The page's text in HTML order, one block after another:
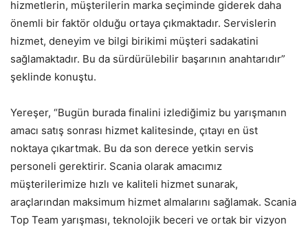
hizmetlerin, müşterilerin marka seçiminde giderek daha
önemli bir faktör olduğu ortaya çıkmaktadır. Servislerin
hizmet, deneyim ve bilgi birikimi müşteri sadakatini
sağlamaktadır. Bu da sürdürülebilir başarının anahtarıdır”
şeklinde konuştu.
Yereşer, “Bugün burada finalini izlediğimiz bu yarışmanın
amacı satış sonrası hizmet kalitesinde, çıtayı en üst
noktaya çıkartmak. Bu da son derece yetkin servis
personeli gerektirir. Scania olarak amacımız
müşterilerimize hızlı ve kaliteli hizmet sunarak,
araçlarından maksimum hizmet almalarını sağlamak. Scania
Top Team yarışması, teknolojik beceri ve ortak bir vizyon